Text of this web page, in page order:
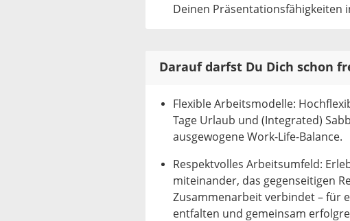
Deinen Präsentationsfähigkeiten
Darauf darfst Du Dich schon
Flexible Arbeitsmodelle:
Tage Urlaub und (Integrated)
ausgewogene Work-Life-Balance.
Respektvolles Arbeitsumfeld:
miteinander, das gegenseitigen
Zusammenarbeit verbindet – für
entfalten und gemeinsam